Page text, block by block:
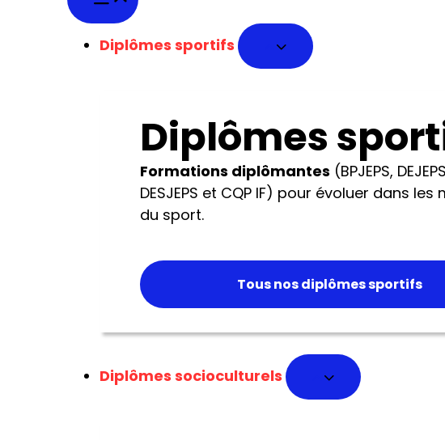
Diplômes sportifs
Diplômes
Formations diplômantes (BPJEPS,
DESJEPS et CQP IF) pour évoluer dans les
du sport.
Tous nos diplômes sportifs
Diplômes socioculturels